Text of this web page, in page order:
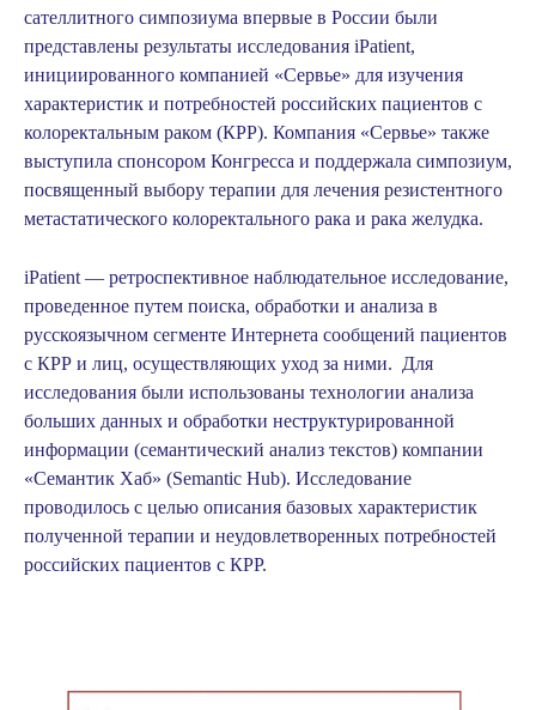
сателлитного симпозиума впервые в России были
представлены результаты исследования iPatient,
инициированного компанией «Сервье» для изучения
характеристик и потребностей российских пациентов с
колоректальным раком (КРР). Компания «Сервье» также
выступила спонсором Конгресса и поддержала симпозиум,
посвященный выбору терапии для лечения резистентного
метастатического колоректального рака и рака желудка.
iPatient — ретроспективное наблюдательное исследование,
проведенное путем поиска, обработки и анализа в
русскоязычном сегменте Интернета сообщений пациентов
с КРР и лиц, осуществляющих уход за ними. Для
исследования были использованы технологии анализа
больших данных и обработки неструктурированной
информации (семантический анализ текстов) компании
«Семантик Хаб» (Semantic Hub). Исследование
проводилось с целью описания базовых характеристик
полученной терапии и неудовлетворенных потребностей
российских пациентов с КРР.